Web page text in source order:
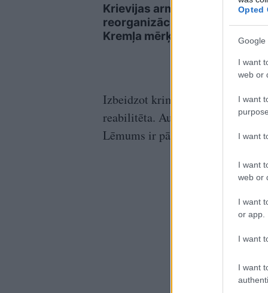
Opted
Google
I want
web or
I want
I want
I want
web or
I want
or app.
I want
I want
Krievijas armijas
reorganizāciju – kāds ir
Kremļa mērķis?
Izbeidzot kriminālprocesu,
reabilitēta. Autovadītājs savu
Lēmums ir pārsūdzams.